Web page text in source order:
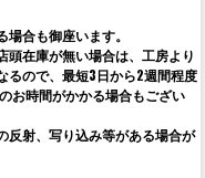
合も御座います。
頭在庫が無い場合は、工房より
るので、最短3日から2週間程度
お時間がかかる場合もござい
反射、写り込み等がある場合が